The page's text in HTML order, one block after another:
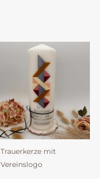
Trauerkerze mit
Vereinslogo